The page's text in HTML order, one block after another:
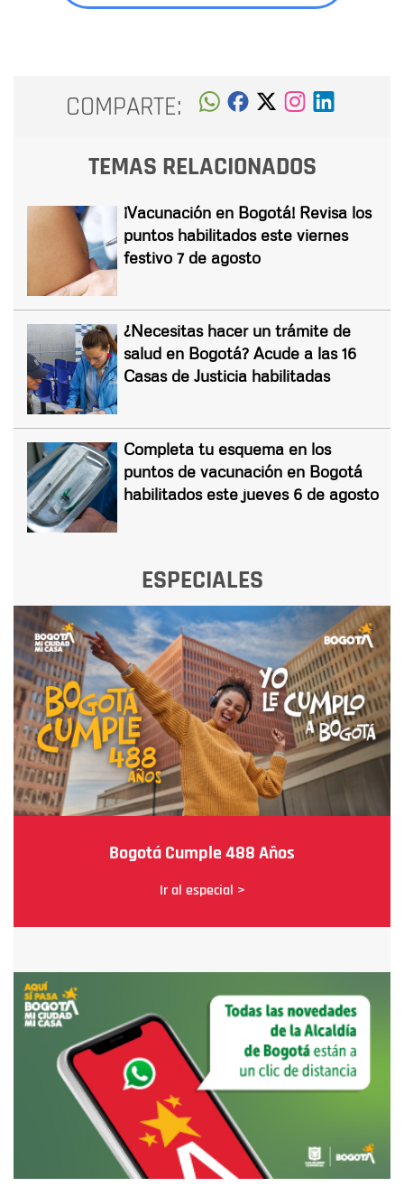
COMPARTE:
TEMAS RELACIONADOS
¡Vacunación en Bogotá! Revisa los
puntos habilitados este viernes
festivo 7 de agosto
¿Necesitas hacer un trámite de
salud en Bogotá? Acude a las 16
Casas de Justicia habilitadas
Completa tu esquema en los
puntos de vacunación en Bogotá
habilitados este jueves 6 de agosto
ESPECIALES
Bogotá Cumple 488 Años
Ir al especial >